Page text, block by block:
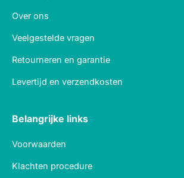
Over ons
Veelgestelde vragen
Retourneren en garantie
Levertijd en verzendkosten
Belangrijke links
Voorwaarden
Klachten procedure